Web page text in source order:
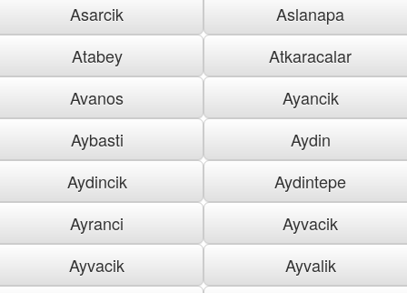
Asarcik
Aslanapa
Atabey
Atkaracalar
Avanos
Ayancik
Aybasti
Aydin
Aydincik
Aydintepe
Ayranci
Ayvacik
Ayvacik
Ayvalik